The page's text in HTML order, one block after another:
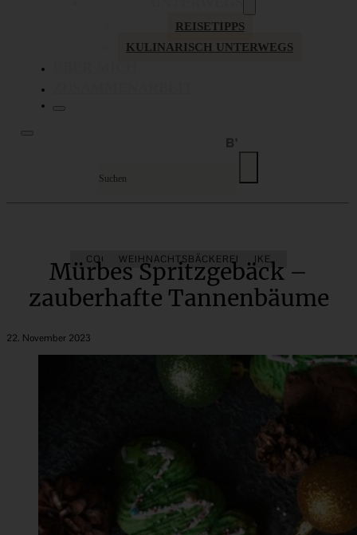
REISETIPPS
KULINARISCH UNTERWEGS
COOKIES KÜCHENGESCHENKE
WEIHNACHTSBÄCKEREI
Mürbes Spritzgebäck –
zauberhafte Tannenbäume
22. November 2023